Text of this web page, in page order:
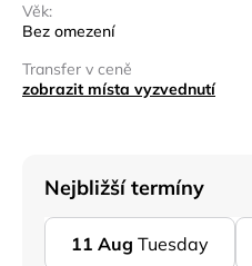
Věk:
Bez omezení
Transfer v ceně
zobrazit místa vyzvednutí
Nejbližší termíny
11 Aug Tuesday